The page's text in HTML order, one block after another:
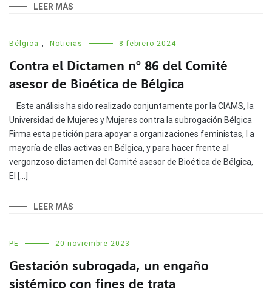
LEER MÁS
Bélgica Noticias 8 febrero 2024
Contra el Dictamen nº 86 del Comité
asesor de Bioética de Bélgica
Este análisis ha sido realizado conjuntamente por la CIAMS, la
Universidad de Mujeres y Mujeres contra la subrogación Bélgica
Firma esta petición para apoyar a organizaciones feministas, l a
mayoría de ellas activas en Bélgica, y para hacer frente al
vergonzoso dictamen del Comité asesor de Bioética de Bélgica,
El […]
LEER MÁS
PE 20 noviembre 2023
Gestación subrogada, un engaño
sistémico con fines de trata